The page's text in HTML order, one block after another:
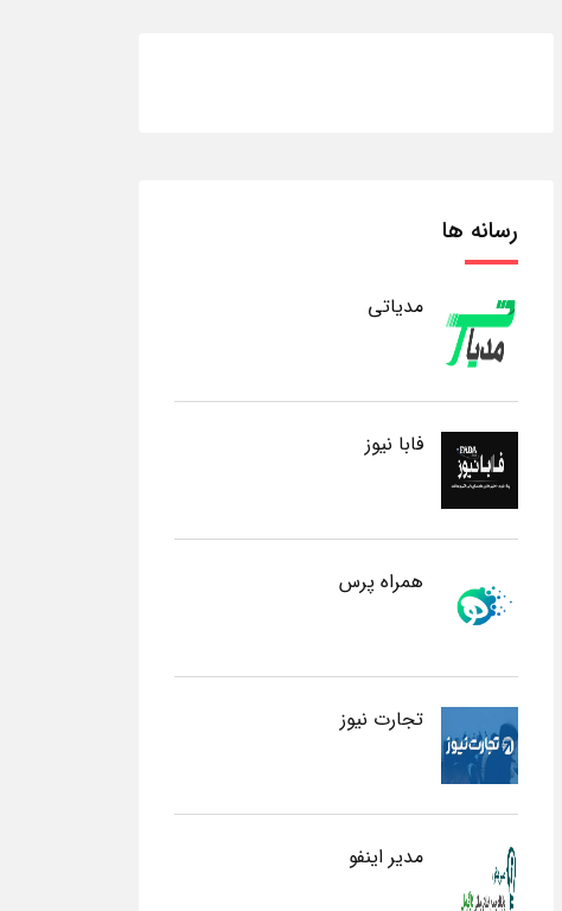
رسانه ها
مدیاتی
فابا نیوز
همراه پرس
تجارت نیوز
مدیر اینفو